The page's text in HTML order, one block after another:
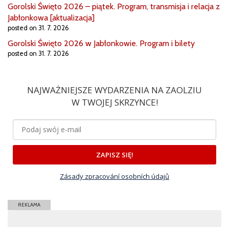
Gorolski Święto 2026 – piątek. Program, transmisja i relacja z
Jabłonkowa [aktualizacja]
posted on 31. 7. 2026
Gorolski Święto 2026 w Jabłonkowie. Program i bilety
posted on 31. 7. 2026
NAJWAŻNIEJSZE WYDARZENIA NA ZAOLZIU
W TWOJEJ SKRZYNCE!
ZAPISZ SIĘ!
Zásady zpracování osobních údajů
REKLAMA